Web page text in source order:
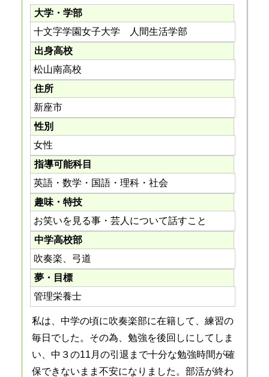
大学・学部
十文字学園女子大学 人間生活学部
出身高校
松山南高校
住所
新座市
性別
女性
指導可能科目
英語・数学・国語・理科・社会
趣味・特技
お笑いを見る事・芸人について話すこと
中学高校部
吹奏楽、弓道
夢・目標
管理栄養士
私は、中学の頃に吹奏楽部に在籍して、練習の
毎日でした。その為、勉強を後回しにしてしま
い、中３の11月の引退まで十分な勉強時間が確
保できないまま不安になりました。部活が終わ